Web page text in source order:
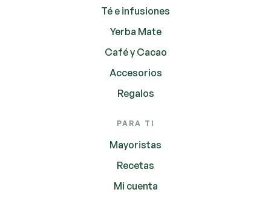
Té e infusiones
Yerba Mate
Café y Cacao
Accesorios
Regalos
PARA TI
Mayoristas
Recetas
Mi cuenta